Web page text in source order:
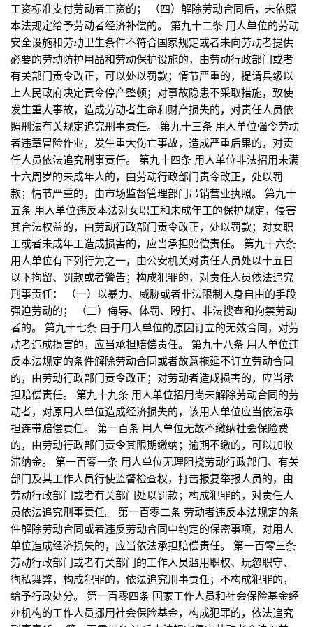
工资标准支付劳动者工资的； （四）解除劳动合同后，未依照
本法规定给予劳动者经济补偿的。 第九十二条 用人单位的劳动
安全设施和劳动卫生条件不符合国家规定或者未向劳动者提供
必要的劳动防护用品和劳动保护设施的，由劳动行政部门或者
有关部门责令改正，可以处以罚款；情节严重的，提请县级以
上人民政府决定责令停产整顿；对事故隐患不采取措施，致使
发生重大事故，造成劳动者生命和财产损失的，对责任人员依
照刑法有关规定追究刑事责任。 第九十三条 用人单位强令劳动
者违章冒险作业，发生重大伤亡事故，造成严重后果的，对责
任人员依法追究刑事责任。 第九十四条 用人单位非法招用未满
十六周岁的未成年人的，由劳动行政部门责令改正，处以罚
款；情节严重的，由市场监督管理部门吊销营业执照。 第九十
五条 用人单位违反本法对女职工和未成年工的保护规定，侵害
其合法权益的，由劳动行政部门责令改正，处以罚款；对女职
工或者未成年工造成损害的，应当承担赔偿责任。 第九十六条
用人单位有下列行为之一，由公安机关对责任人员处以十五日
以下拘留、罚款或者警告；构成犯罪的，对责任人员依法追究
刑事责任： （一）以暴力、威胁或者非法限制人身自由的手段
强迫劳动的； （二）侮辱、体罚、殴打、非法搜查和拘禁劳动
者的。 第九十七条 由于用人单位的原因订立的无效合同，对劳
动者造成损害的，应当承担赔偿责任。 第九十八条 用人单位违
反本法规定的条件解除劳动合同或者故意拖延不订立劳动合同
的，由劳动行政部门责令改正；对劳动者造成损害的，应当承
担赔偿责任。 第九十九条 用人单位招用尚未解除劳动合同的劳
动者，对原用人单位造成经济损失的，该用人单位应当依法承
担连带赔偿责任。 第一百条 用人单位无故不缴纳社会保险费
的，由劳动行政部门责令其限期缴纳；逾期不缴的，可以加收
滞纳金。 第一百零一条 用人单位无理阻挠劳动行政部门、有关
部门及其工作人员行使监督检查权，打击报复举报人员的，由
劳动行政部门或者有关部门处以罚款；构成犯罪的，对责任人
员依法追究刑事责任。 第一百零二条 劳动者违反本法规定的条
件解除劳动合同或者违反劳动合同中约定的保密事项，对用人
单位造成经济损失的，应当依法承担赔偿责任。 第一百零三条
劳动行政部门或者有关部门的工作人员滥用职权、玩忽职守、
徇私舞弊，构成犯罪的，依法追究刑事责任；不构成犯罪的，
给予行政处分。 第一百零四条 国家工作人员和社会保险基金经
办机构的工作人员挪用社会保险基金，构成犯罪的，依法追究